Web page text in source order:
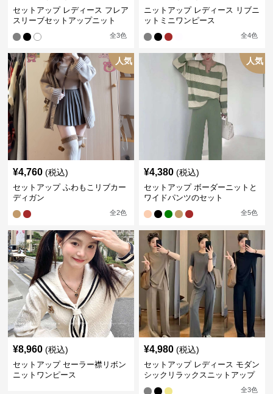
セットアップ レディース フレア
スリーブセットアップニット
全3色
ニットアップ レディース リブニ
ットミニワンピース
全4色
人気
¥4,760 (税込)
セットアップ ふわもこリブカー
ディガン
全2色
人気
¥4,380 (税込)
セットアップ ボーダーニットと
ワイドパンツのセット
全5色
¥8,960 (税込)
セットアップ セーラー襟リボン
ニットワンピース
¥4,980 (税込)
セットアップ レディース モダン
シックリラックスニットアップ
全3色